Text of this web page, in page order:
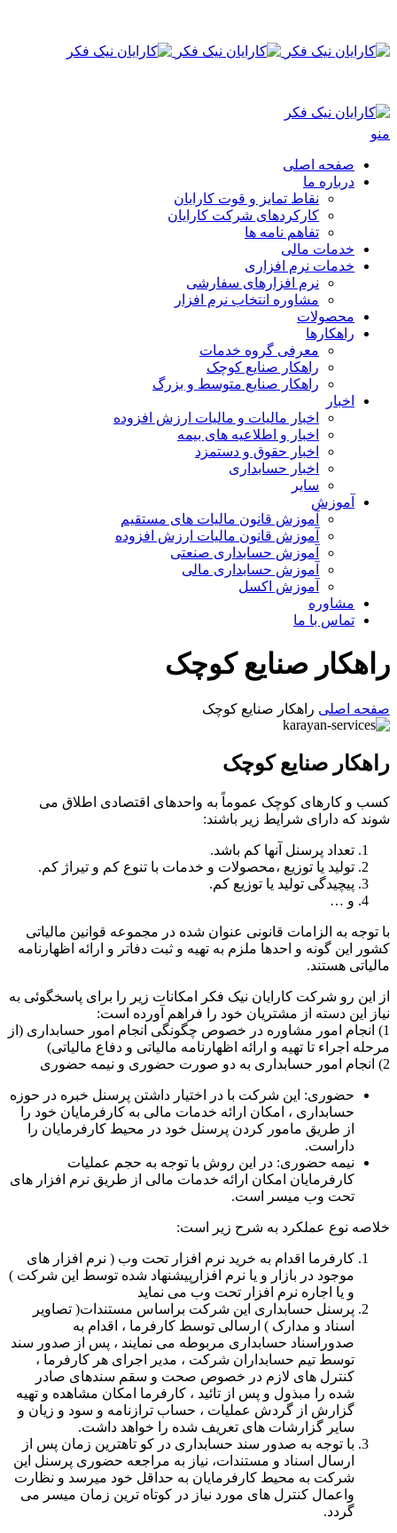
منو
صفحه اصلی
درباره ما
نقاط تمایز و قوت کارایان
کارکردهای شرکت کارایان
تفاهم نامه ها
خدمات مالی
خدمات نرم افزاری
نرم‌‍‍‍‌ افزار‌های سفارشی
مشاوره انتخاب نرم افزار
محصولات
راهکارها
معرفی گروه خدمات
راهکار صنایع کوچک
راهکار صنایع متوسط و بزرگ
اخبار
اخبار مالیات و مالیات ارزش افزوده
اخبار و اطلاعیه های بیمه
اخبار حقوق و دستمزد
اخبار حسابداری
سایر
آموزش
آموزش قانون مالیات های مستقیم
آموزش قانون مالیات ارزش افزوده
آموزش حسابداری صنعتی
آموزش حسابداری مالی
آموزش اکسل
مشاوره
تماس با ما
راهکار صنایع کوچک
صفحه اصلی راهکار صنایع کوچک
راهکار صنایع کوچک
کسب و کارهای کوچک عموماً به واحدهای اقتصادی اطلاق می
شوند که دارای شرایط زیر باشند:
تعداد پرسنل آنها کم باشد.
تولید یا توزیع ،محصولات و خدمات با تنوع کم و تیراژ کم.
پیچیدگی تولید یا توزیع کم.
و …
با توجه به الزامات قانونی عنوان شده در مجموعه قوانین مالیاتی
کشور این گونه و احدها ملزم به تهیه و ثبت دفاتر و ارائه اظهارنامه
مالیاتی هستند.
از این رو شرکت کارایان نیک فکر امکانات زیر را برای پاسخگوئی به
نیاز این دسته از مشتریان خود را فراهم آورده است:
1) انجام امور مشاوره در خصوص چگونگی انجام امور حسابداری (از
مرحله اجراء تا تهیه و ارائه اظهارنامه مالیاتی و دفاع مالیاتی)
2) انجام امور حسابداری به دو صورت حضوری و نیمه حضوری
حضوری: این شرکت با در اختیار داشتن پرسنل خبره در حوزه
حسابداری ، امکان ارائه خدمات مالی به کارفرمایان خود را
از طریق مامور کردن پرسنل خود در محیط کارفرمایان را
داراست.
نیمه حضوری: در این روش با توجه به حجم عملیات
کارفرمایان امکان ارائه خدمات مالی از طریق نرم افزار های
تحت وب میسر است.
خلاصه نوع عملکرد به شرح زیر است:
کارفرما اقدام به خرید نرم افزار تحت وب ( نرم افزار های
موجود در بازار و یا نرم افزارپیشنهاد شده توسط این شرکت )
و یا اجاره نرم افزار تحت وب می نماید
پرسنل حسابداری این شرکت براساس مستندات( تصاویر
اسناد و مدارک ) ارسالی توسط کارفرما ، اقدام به
صدوراسناد حسابداری مربوطه می نمایند ، پس از صدور سند
توسط تیم حسابداران شرکت ، مدیر اجرای هر کارفرما ،
کنترل های لازم در خصوص صحت و سقم سندهای صادر
شده را مبذول و پس از تائید ، کارفرما امکان مشاهده و تهیه
گزارش از گردش عملیات ، حساب ترازنامه و سود و زیان و
سایر گزارشات های تعریف شده را خواهد داشت.
با توجه به صدور سند حسابداری در کو تاهترین زمان پس از
ارسال اسناد و مستندات، نیاز به مراجعه حضوری پرسنل این
شرکت به محیط کارفرمایان به حداقل خود میرسد و نظارت
واعمال کنترل های مورد نیاز در کوتاه ترین زمان میسر می
گردد.